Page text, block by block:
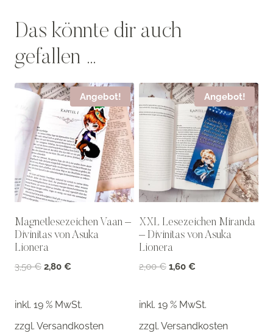
Das könnte dir auch
gefallen …
Angebot!
Magnetlesezeichen Vaan –
Divinitas von Asuka
Lionera
3,50€ Ursprünglicher
3,50 €
2,80 €
2,80 €.
inkl. 19 % MwSt.
zzgl. Versandkosten
Angebot!
XXL Lesezeichen Miranda
– Divinitas von Asuka
Lionera
2,00€ Ursprünglicher
2,00 €
1,60 €
1,60 €.
inkl. 19 % MwSt.
zzgl. Versandkosten